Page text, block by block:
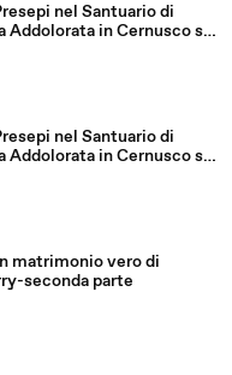
nel Santuario di
Addolorata in Cernusco sul
nel Santuario di
Addolorata in Cernusco sul
matrimonio vero di
seconda parte